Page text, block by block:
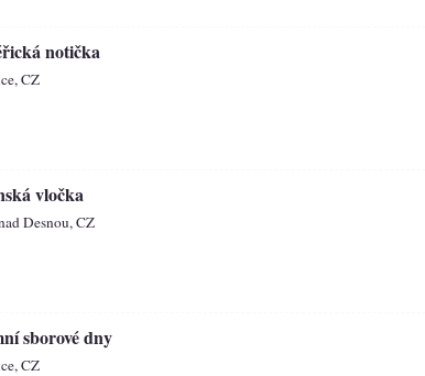
notička
CZ
vločka
Desnou, CZ
sborové dny
CZ